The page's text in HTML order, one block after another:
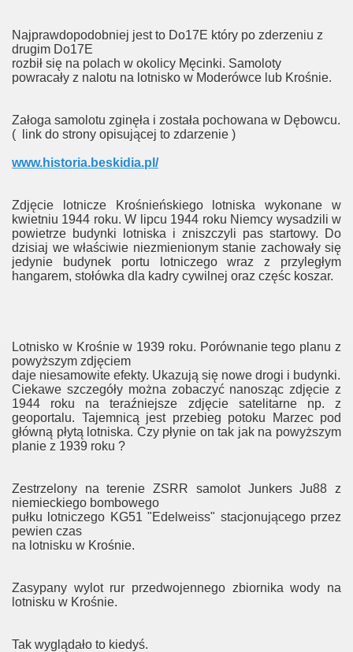
Najprawdopodobniej jest to Do17E który po zderzeniu z
drugim Do17E
rozbił się na polach w okolicy Męcinki. Samoloty
powracały z nalotu na lotnisko w Moderówce lub Krośnie.
Załoga samolotu zginęła i została pochowana w Dębowcu.
( link do strony opisującej to zdarzenie )
www.historia.beskidia.pl/
Zdjęcie lotnicze Krośnieńskiego lotniska wykonane w
kwietniu 1944 roku. W lipcu 1944 roku Niemcy wysadzili w
powietrze budynki lotniska i zniszczyli pas startowy. Do
dzisiaj we właściwie niezmienionym stanie zachowały się
jedynie budynek portu lotniczego wraz z przyległym
hangarem, stołówka dla kadry cywilnej oraz częśc koszar.
Lotnisko w Krośnie w 1939 roku. Porównanie tego planu z
powyższym zdjęciem
daje niesamowite efekty. Ukazują się nowe drogi i budynki.
Ciekawe szczegóły można zobaczyć nanosząc zdjęcie z
1944 roku na teraźniejsze zdjęcie satelitarne np. z
geoportalu. Tajemnicą jest przebieg potoku Marzec pod
główną płytą lotniska. Czy płynie on tak jak na powyższym
planie z 1939 roku ?
Zestrzelony na terenie ZSRR samolot Junkers Ju88 z
niemieckiego bombowego
pułku lotniczego KG51 "Edelweiss" stacjonującego przez
pewien czas
na lotnisku w Krośnie.
Zasypany wylot rur przedwojennego zbiornika wody na
lotnisku w Krośnie.
Tak wyglądało to kiedyś.